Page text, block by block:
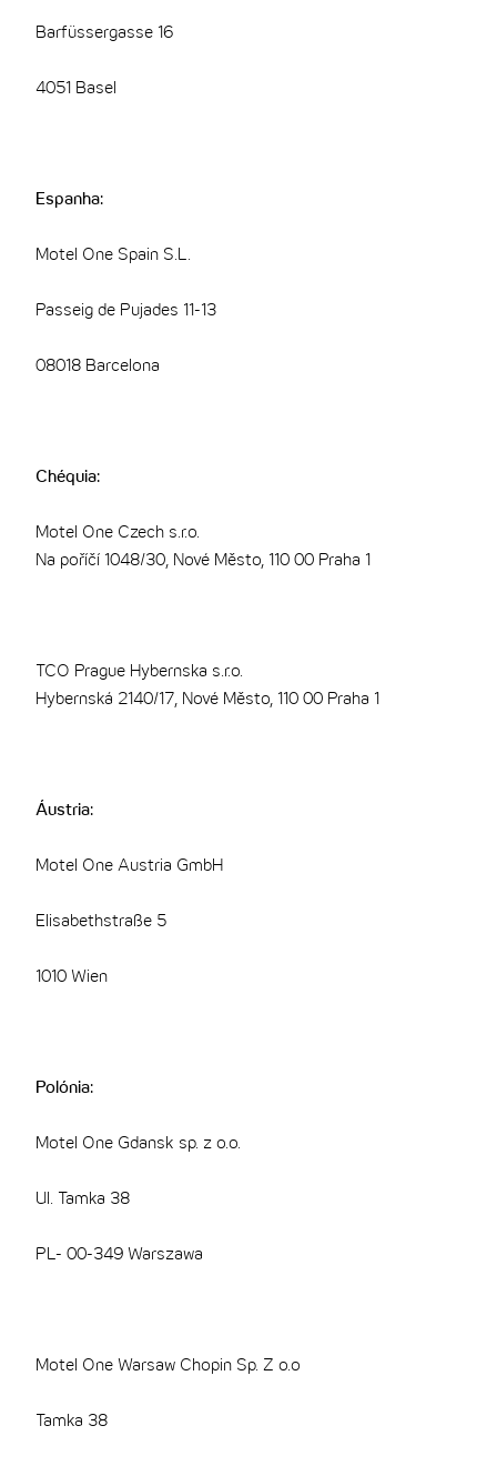
Barfüssergasse 16
4051 Basel
Espanha:
Motel One Spain S.L.
Passeig de Pujades 11-13
08018 Barcelona
Chéquia:
Motel One Czech s.r.o.
Na poříčí 1048/30, Nové Město, 110 00 Praha 1
TCO Prague Hybernska s.r.o.
Hybernská 2140/17, Nové Město, 110 00 Praha 1
Áustria:
Motel One Austria GmbH
Elisabethstraße 5
1010 Wien
Polónia:
Motel One Gdansk sp. z o.o.
Ul. Tamka 38
PL- 00-349 Warszawa
Motel One Warsaw Chopin Sp. Z o.o
Tamka 38